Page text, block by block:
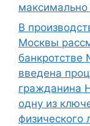
максимально
В
Москвы
введена
гражданина
одну из
физического